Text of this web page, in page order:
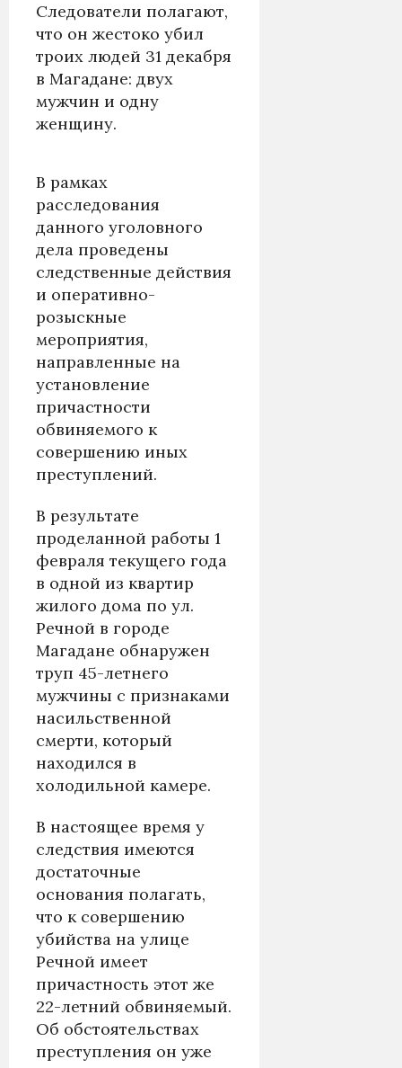
Следователи полагают,
что он жестоко убил
троих людей 31 декабря
в Магадане: двух
мужчин и одну
женщину.
В рамках
расследования
данного уголовного
дела проведены
следственные действия
и оперативно-
розыскные
мероприятия,
направленные на
установление
причастности
обвиняемого к
совершению иных
преступлений.
В результате
проделанной работы 1
февраля текущего года
в одной из квартир
жилого дома по ул.
Речной в городе
Магадане обнаружен
труп 45-летнего
мужчины с признаками
насильственной
смерти, который
находился в
холодильной камере.
В настоящее время у
следствия имеются
достаточные
основания полагать,
что к совершению
убийства на улице
Речной имеет
причастность этот же
22-летний обвиняемый.
Об обстоятельствах
преступления он уже